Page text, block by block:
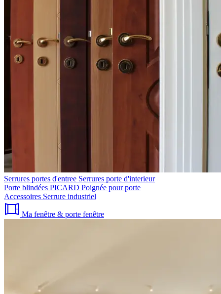
Serrures portes d'entree Serrures porte d'interieur
Porte blindées PICARD Poignée pour porte
Accessoires Serrure industriel
Ma fenêtre & porte fenêtre